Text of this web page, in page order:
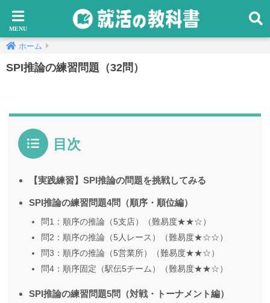
ホーム
SPI推論の練習問題（32問）
目次
【実践練習】SPI推論の問題を挑戦してみる
SPI推論の練習問題4問（順序・順位編）
問1：順序の推論（5支店）（難易度★★☆）
問2：順序の推論（5人レース）（難易度★☆☆）
問3：順序の推論（5営業所）（難易度★★☆）
問4：順序固定（駅伝5チーム）（難易度★★☆）
SPI推論の練習問題5問（対戦・トーナメント編）